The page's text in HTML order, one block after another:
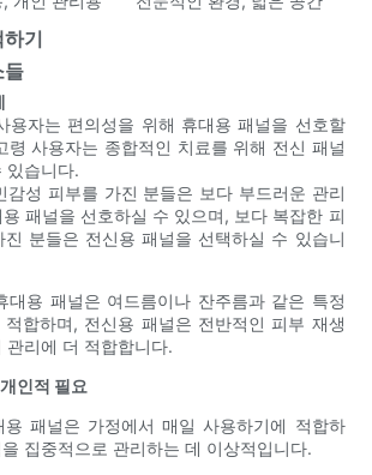
기
들
용자는 편의성을 위해 휴대용 패널을 선호할
령 사용자는 종합적인 치료를 위해 전신 패널
있습니다.
감성 피부를 가진 분들은 보다 부드러운 관리
패널을 선호하실 수 있으며, 보다 복잡한 피
진 분들은 전신용 패널을 선택하실 수 있습니
대용 패널은 여드름이나 잔주름과 같은 특정
적합하며, 전신용 패널은 전반적인 피부 재생
관리에 더 적합합니다.
인적 필요
용 패널은 가정에서 매일 사용하기에 적합하
집중적으로 관리하는 데 이상적입니다.